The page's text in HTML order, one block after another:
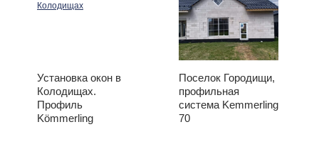
Установка окон в
Колодищах.
Профиль
Kömmerling
Поселок Городищи,
профильная
система Kemmerling
70